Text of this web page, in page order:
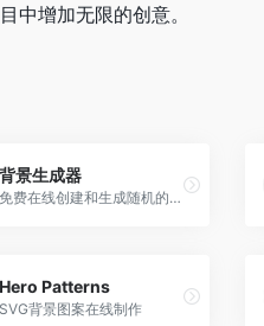
中增加无限的创意。
背景生成器
免费在线创建和生成随机的超大背景图片
Hero Patterns
SVG背景图案在线制作